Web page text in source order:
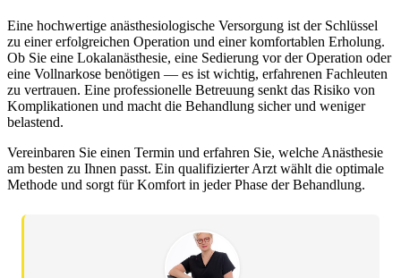
Eine hochwertige anästhesiologische Versorgung ist der Schlüssel
zu einer erfolgreichen Operation und einer komfortablen Erholung.
Ob Sie eine Lokalanästhesie, eine Sedierung vor der Operation oder
eine Vollnarkose benötigen — es ist wichtig, erfahrenen Fachleuten
zu vertrauen. Eine professionelle Betreuung senkt das Risiko von
Komplikationen und macht die Behandlung sicher und weniger
belastend.
Vereinbaren Sie einen Termin und erfahren Sie, welche Anästhesie
am besten zu Ihnen passt. Ein qualifizierter Arzt wählt die optimale
Methode und sorgt für Komfort in jeder Phase der Behandlung.